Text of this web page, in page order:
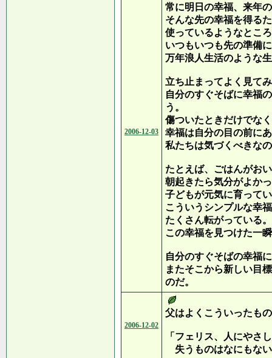
2006-12-03
常に明日の幸福、来年
そんな先の幸福を得る
使っているようなとこ
いつもいつも先の準備
万年浪人生活のような
立ち止まってよく見て
自分のすぐそばに幸福
う。
傷ついたときだけでな
幸福は自分の目の前に
私たちは気づくべきな
たとえば、ごはんがお
朝起きたら気分がよか
子どもが元気に育って
こういうシンプルな幸
たくさん転がっている。
この幸福を見つけた一
自分のすぐそばの幸福
またそこから新しい目
のだ。
2006-12-02
父はよくこういったも
「フェリス、人にやさ
失うものはなにもな